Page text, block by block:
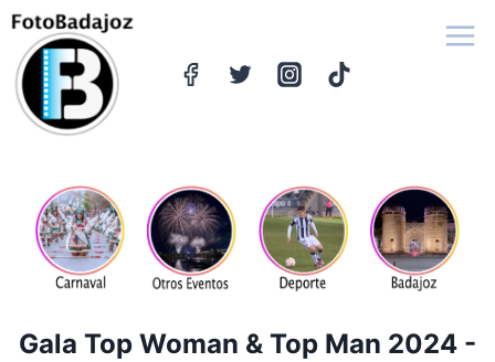
Saltar
contenido
Gala Top Woman & Top Man 2024 -